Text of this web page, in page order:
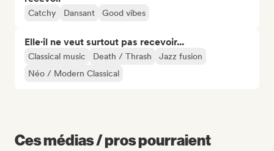
Catchy Dansant Good vibes
Elle·il ne veut surtout pas recevoir...
Classical music Death / Thrash
Jazz fusion
Néo / Modern Classical
Ces médias / pros pourraient